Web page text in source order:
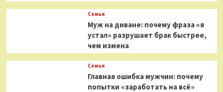
Семья
Муж на диване: почему фраза «я
устал» разрушает брак быстрее,
чем измена
Семья
Главная ошибка мужчин: почему
попытки «заработать на всё»